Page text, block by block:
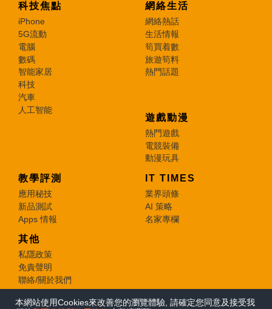
本網站使用Cookies來改善您的瀏覽體驗, 請確定您同意及接受我
科技焦點
iPhone
5G流動
電腦
數碼
智能家居
科技
汽車
人工智能
網絡生活
網絡熱話
生活情報
筍買着數
旅遊筍料
熱門話題
遊戲動漫
熱門遊戲
電競裝備
動漫玩具
教學評測
應用秘技
新品測試
Apps 情報
IT TIMES
業界頭條
AI 策略
名家專欄
其他
私隱政策
免責聲明
聯絡/關於我們
© 2026 e-zone. All Rights Reserved.